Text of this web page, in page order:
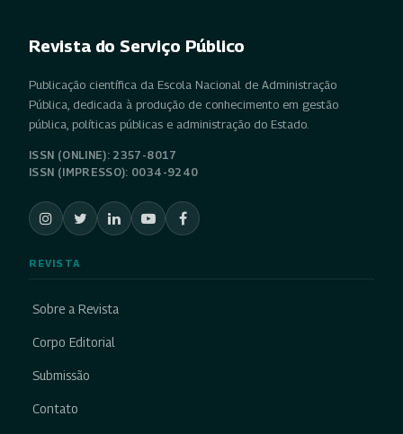
Revista do Serviço Público
Publicação científica da Escola Nacional de Administração
Pública, dedicada à produção de conhecimento em gestão
pública, políticas públicas e administração do Estado.
ISSN (ONLINE): 2357-8017
ISSN (IMPRESSO): 0034-9240
REVISTA
Sobre a Revista
Corpo Editorial
Submissão
Contato